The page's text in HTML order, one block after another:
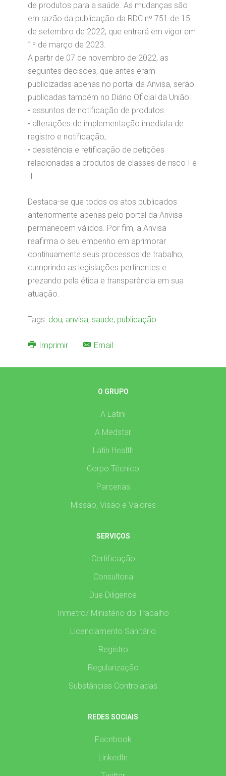
de produtos para a saúde. As mudanças são
em razão da publicação da RDC nº 751 de 15
de setembro de 2022, que entrará em vigor em
1º de março de 2023.
A partir de 07 de novembro de 2022, as
seguintes decisões, que antes eram
publicizadas apenas no portal da Anvisa, serão
publicadas também no Diário Oficial da União:
• assuntos de notificação de produtos
• alterações de implementação imediata de
registro e notificação;
• desistência e retificação de petições
relacionadas a produtos de classes de risco I e
II
Destaca-se que todos os atos publicados
anteriormente apenas pelo portal da Anvisa
permanecem válidos. Por fim, a Anvisa
reafirma o seu empenho em aprimorar
continuamente seus processos de trabalho,
cumprindo as legislações pertinentes e
prezando pela ética e transparência em sua
atuação.
Tags: dou, anvisa, saude, publicação
Imprimir Email
O GRUPO
A Latini
A Medstar
Latin Health
Corpo Técnico
Parcerias
Missão, Visão e Valores
SERVIÇOS
Certificação
Consultoria
Due Diligence
Inmetro/ Ministério do Trabalho
Licenciamento Sanitário
Registro
Regularização
Substâncias Controladas
REDES SOCIAIS
Facebook
LinkedIn